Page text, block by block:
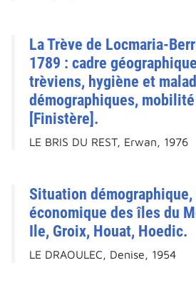
La Trève de Locmaria-
1789 : cadre
trèviens, hygiène et
démographiques,
[Finistère].
LE BRIS DU REST, Erwan, 1976
Situation
économique des îles du
Ile, Groix, Houat, Hoedic.
LE DRAOULEC, Denise, 1954